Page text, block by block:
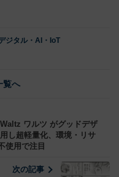
ジタル・AI・IoT
覧へ
ワルツ がグッドデザ
し超軽量化、環境・リサ
使用で注目
次の記事